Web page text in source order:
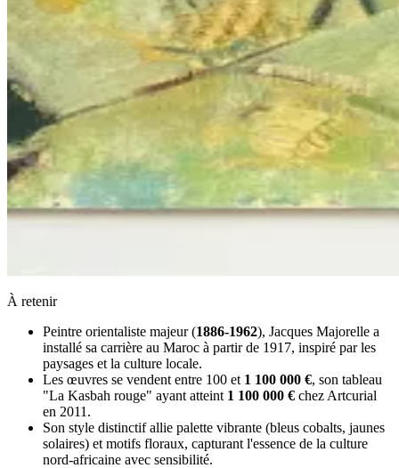
À retenir
Peintre orientaliste majeur (1886-1962), Jacques Majorelle a
installé sa carrière au Maroc à partir de 1917, inspiré par les
paysages et la culture locale.
Les œuvres se vendent entre 100 et 1 100 000 €, son tableau
"La Kasbah rouge" ayant atteint 1 100 000 € chez Artcurial
en 2011.
Son style distinctif allie palette vibrante (bleus cobalts, jaunes
solaires) et motifs floraux, capturant l'essence de la culture
nord-africaine avec sensibilité.